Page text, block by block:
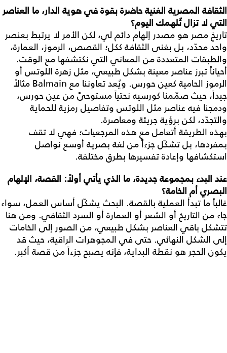
الثقافة المصرية الغنيةحاضرةبقوةفيهوية الدار، ما العناصر
التي لا تزالتُلهمك اليوم؟
تاريخ مصر هو مصدر إلهام دائم لي، لكن الأمر لا يرتبط بعنصر
واحد محدّد، بل بغنى الثقافة ككل؛ القصص، الرموز، العمارة،
والطبقات المتعددة من المعاني التي نكتشفها مع الوقت.
أحياناً تبرز عناصر معينة بشكل طبيعي، مثل زهرة اللوتس أو
الرموز الحامية كعين حورس. ويُعد تعاوننا مع Balmain مثالاً
جيداً، حيث صمّمنا كورسيه نحتياً مستوحىً من عين حورس،
ودمجنا فيه عناصر مثل اللوتس وتفاصيل رمزية للحماية
والتجدّد، لكن برؤية جريئة ومعاصرة.
بهذه الطريقة أتعامل مع هذه المرجعيات؛ فهي لا تقف
بمفردها، بل تشكّل جزءاً من لغة بصرية أوسع نواصل
استكشافها وإعادة تفسيرها بطرق مختلفة.
عند البدء بمجموعةجديدة، ما الذي يأتيأولاً: القصة، الإلهام
البصريأم الخامة؟
غالباً ما تبدأ العملية بالقصة. البحث يشكّل أساس العمل، سواء
جاء من التاريخ أو الشعر أو العمارة أو السرد الثقافي. ومن هنا
تتشكل باقي العناصر بشكل طبيعي، من الصور إلى الخامات
إلى الشكل النهائي. حتى في المجوهرات الراقية، حيث قد
يكون الحجر هو نقطة البداية، فإنه يصبح جزءاً من قصة أكبر.